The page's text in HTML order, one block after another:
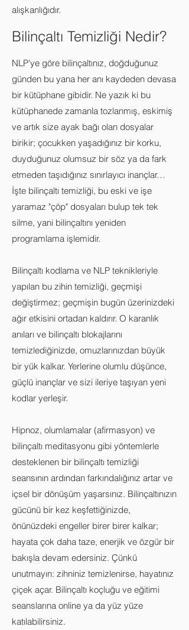
alışkanlığıdır.
Bilinçaltı Temizliği Nedir?
NLP'ye göre bilinçaltınız, doğduğunuz
günden bu yana her anı kaydeden devasa
bir kütüphane gibidir. Ne yazık ki bu
kütüphanede zamanla tozlanmış, eskimiş
ve artık size ayak bağı olan dosyalar
birikir; çocukken yaşadığınız bir korku,
duyduğunuz olumsuz bir söz ya da fark
etmeden taşıdığınız sınırlayıcı inançlar…
İşte bilinçaltı temizliği, bu eski ve işe
yaramaz "çöp" dosyaları bulup tek tek
silme, yani bilinçaltını yeniden
programlama işlemidir.
Bilinçaltı kodlama ve NLP teknikleriyle
yapılan bu zihin temizliği, geçmişi
değiştirmez; geçmişin bugün üzerinizdeki
ağır etkisini ortadan kaldırır. O karanlık
anıları ve bilinçaltı blokajlarını
temizlediğinizde, omuzlarınızdan büyük
bir yük kalkar. Yerlerine olumlu düşünce,
güçlü inançlar ve sizi ileriye taşıyan yeni
kodlar yerleşir.
Hipnoz, olumlamalar (afirmasyon) ve
bilinçaltı meditasyonu gibi yöntemlerle
desteklenen bir bilinçaltı temizliği
seansının ardından farkındalığınız artar ve
içsel bir dönüşüm yaşarsınız. Bilinçaltınızın
gücünü bir kez keşfettiğinizde,
önünüzdeki engeller birer birer kalkar;
hayata çok daha taze, enerjik ve özgür bir
bakışla devam edersiniz. Çünkü
unutmayın: zihniniz temizlenirse, hayatınız
çiçek açar. Bilinçaltı koçluğu ve eğitimi
seanslarına online ya da yüz yüze
katılabilirsiniz.